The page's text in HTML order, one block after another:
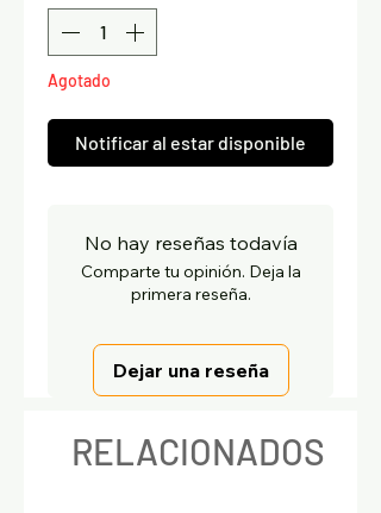
Agotado
Notificar al estar disponible
No hay reseñas todavía
Comparte tu opinión. Deja la
primera reseña.
Dejar una reseña
RELACIONADOS